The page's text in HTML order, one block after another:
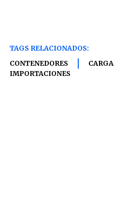
TAGS RELACIONADOS:
CONTENEDORES
CARGA
IMPORTACIONES